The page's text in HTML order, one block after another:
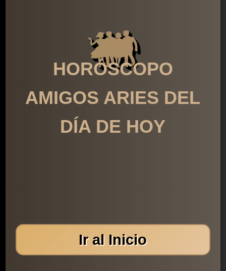
HORÓSCOPO
AMIGOS ARIES DEL
DÍA DE HOY
Ir al Inicio